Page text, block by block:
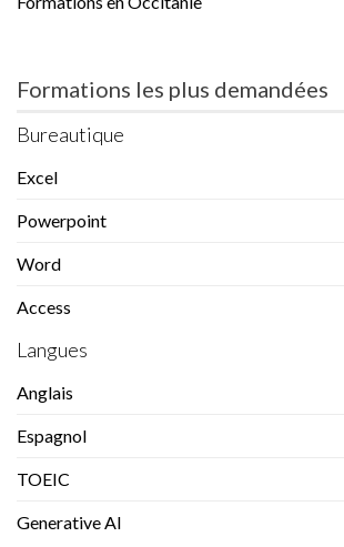
Formations les plus demandées
Bureautique
Excel
Powerpoint
Word
Access
Langues
Anglais
Espagnol
TOEIC
Generative AI